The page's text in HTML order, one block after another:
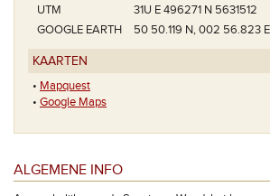
UTM
31U E 496271 N 5631512
GOOGLE EARTH
50 50.119 N, 002 56.823 E
KAARTEN
• Mapquest
• Google Maps
ALGEMENE INFO